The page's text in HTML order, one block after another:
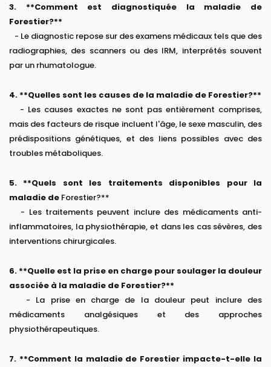
3. **Comment est diagnostiquée la maladie de
Forestier?**
- Le diagnostic repose sur des examens médicaux tels que des
radiographies, des scanners ou des IRM, interprétés souvent
par un rhumatologue.
4. **Quelles sont les causes de la maladie de Forestier?**
- Les causes exactes ne sont pas entièrement comprises,
mais des facteurs de risque incluent l'âge, le sexe masculin, des
prédispositions génétiques, et des liens possibles avec des
troubles métaboliques.
5. **Quels sont les traitements disponibles pour la
maladie de Forestier?**
- Les traitements peuvent inclure des médicaments anti-
inflammatoires, la physiothérapie, et dans les cas sévères, des
interventions chirurgicales.
6. **Quelle est la prise en charge pour soulager la douleur
associée à la maladie de Forestier?**
- La prise en charge de la douleur peut inclure des
médicaments analgésiques et des approches
physiothérapeutiques.
7. **Comment la maladie de Forestier impacte-t-elle la